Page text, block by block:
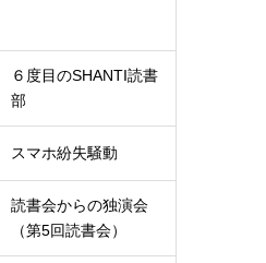
６度目のSHANTI読書
部
スマホ紛失騒動
読書会からの独演会
（第5回読書会）